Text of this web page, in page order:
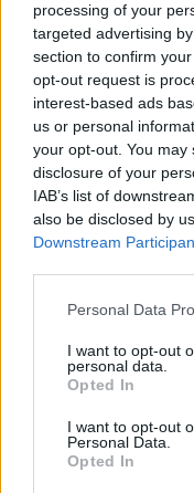
processing of your
targeted advertising
section to confirm
opt-out request is
interest-based ads
us or personal
your opt-out. You
disclosure of your
IAB’s list of
also be disclosed by
Downstream
Please note that this
not limited to your
grant or deny
use your data for
consent section.
Personal Data
I want to opt-out
personal data.
Opted In
I want to opt-out
Personal Data.
Opted In
Vuoi
Puoi abbonarti
cliccando